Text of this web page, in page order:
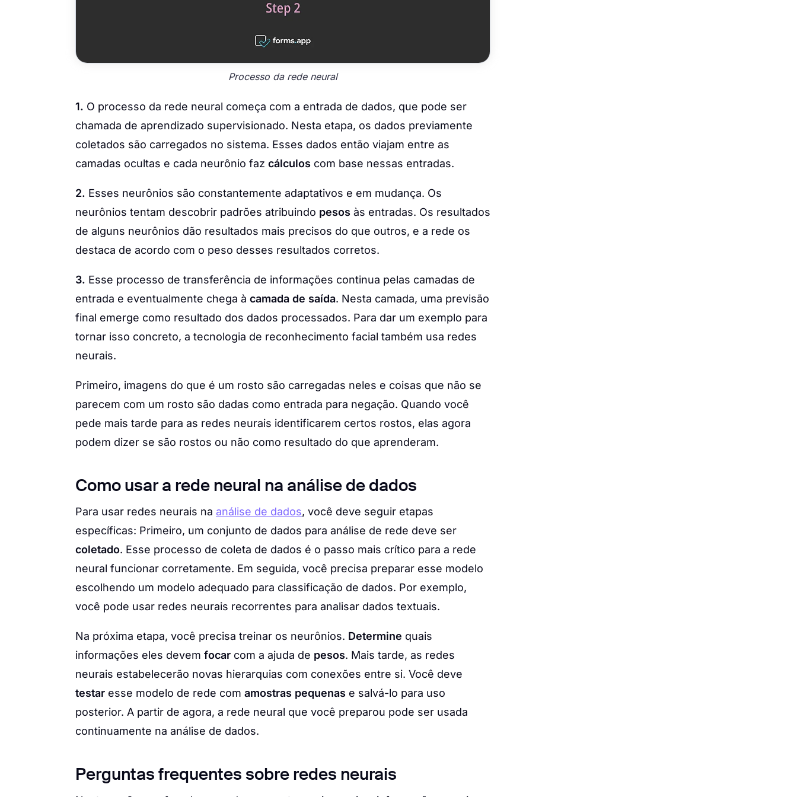
Processo da rede neural
1. O processo da rede neural começa com a entrada de dados, que pode ser
chamada de aprendizado supervisionado. Nesta etapa, os dados previamente
coletados são carregados no sistema. Esses dados então viajam entre as
camadas ocultas e cada neurônio faz cálculos com base nessas entradas.
2. Esses neurônios são constantemente adaptativos e em mudança. Os
neurônios tentam descobrir padrões atribuindo pesos às entradas. Os resultados
de alguns neurônios dão resultados mais precisos do que outros, e a rede os
destaca de acordo com o peso desses resultados corretos.
3. Esse processo de transferência de informações continua pelas camadas de
entrada e eventualmente chega à camada de saída. Nesta camada, uma previsão
final emerge como resultado dos dados processados. Para dar um exemplo para
tornar isso concreto, a tecnologia de reconhecimento facial também usa redes
neurais.
Primeiro, imagens do que é um rosto são carregadas neles e coisas que não se
parecem com um rosto são dadas como entrada para negação. Quando você
pede mais tarde para as redes neurais identificarem certos rostos, elas agora
podem dizer se são rostos ou não como resultado do que aprenderam.
Como usar a rede neural na análise de dados
Para usar redes neurais na análise de dados, você deve seguir etapas
específicas: Primeiro, um conjunto de dados para análise de rede deve ser
coletado. Esse processo de coleta de dados é o passo mais crítico para a rede
neural funcionar corretamente. Em seguida, você precisa preparar esse modelo
escolhendo um modelo adequado para classificação de dados. Por exemplo,
você pode usar redes neurais recorrentes para analisar dados textuais.
Na próxima etapa, você precisa treinar os neurônios. Determine quais
informações eles devem focar com a ajuda de pesos. Mais tarde, as redes
neurais estabelecerão novas hierarquias com conexões entre si. Você deve
testar esse modelo de rede com amostras pequenas e salvá-lo para uso
posterior. A partir de agora, a rede neural que você preparou pode ser usada
continuamente na análise de dados.
Perguntas frequentes sobre redes neurais